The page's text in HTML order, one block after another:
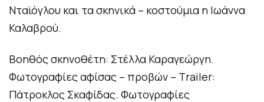
Νταϊόγλου και τα σκηνικά – κοστούμια η Ιωάννα
Καλαβρού.
Βοηθός σκηνοθέτη: Στέλλα Καραγεώργη.
Φωτογραφίες αφίσας – προβών – Τrailer:
Πάτροκλος Σκαφίδας. Φωτογραφίες